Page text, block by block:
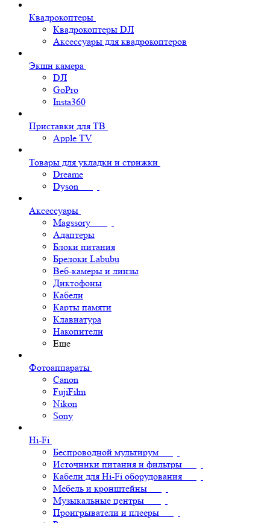
Квадрокоптеры
Квадрокоптеры DJI
Аксессуары для квадрокоптеров
Экшн камера
DJI
GoPro
Insta360
Приставки для ТВ
Apple TV
Товары для укладки и стрижки
Dreame
Dyson
Аксессуары
Magssory
Адаптеры
Блоки питания
Брелоки Labubu
Веб-камеры и линзы
Диктофоны
Кабели
Карты памяти
Клавиатура
Накопители
Еще
Фотоаппараты
Canon
FujiFilm
Nikon
Sony
Hi-Fi
Беспроводной мультирум
Источники питания и фильтры
Кабели для Hi-Fi оборудования
Мебель и кронштейны
Музыкальные центры
Проигрыватели и плееры